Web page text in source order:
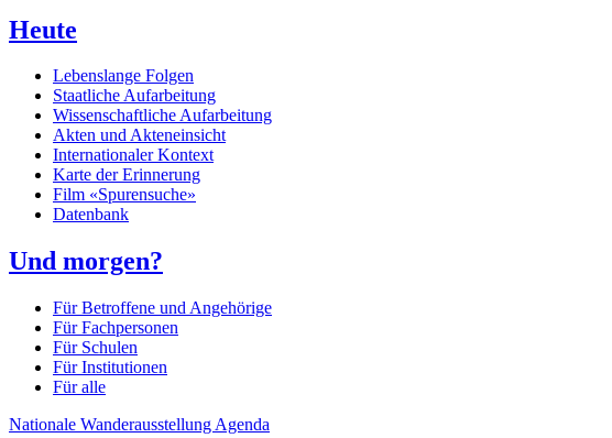
Heute
Lebenslange Folgen
Staatliche Aufarbeitung
Wissenschaftliche Aufarbeitung
Akten und Akteneinsicht
Internationaler Kontext
Karte der Erinnerung
Film «Spurensuche»
Datenbank
Und morgen?
Für Betroffene und Angehörige
Für Fachpersonen
Für Schulen
Für Institutionen
Für alle
Nationale Wanderausstellung Agenda